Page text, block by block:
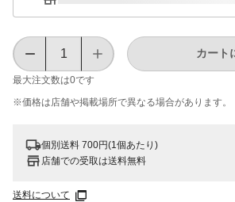
最大注文数は0です
カート
※価格は​店舗や​掲載場所で​異なる​場合が​あります。
個別送料 700円(1個あたり)
店舗での受取は送料無料
送料について